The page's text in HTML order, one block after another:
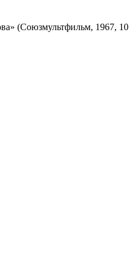
(Союзмультфильм, 1967, 10